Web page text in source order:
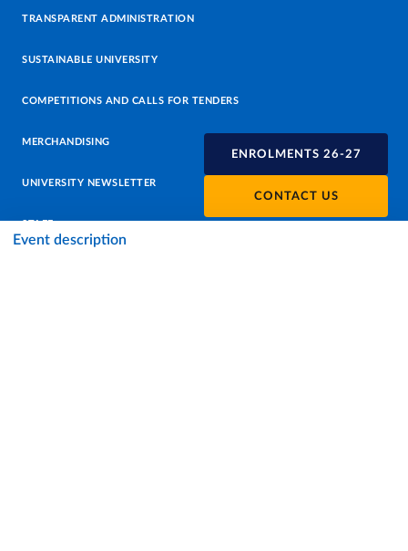
ENROLMENTS 26-27
CONTACT US
Event description
TRANSPARENT ADMINISTRATION
SUSTAINABLE UNIVERSITY
COMPETITIONS AND CALLS FOR TENDERS
MERCHANDISING
UNIVERSITY NEWSLETTER
STAFF